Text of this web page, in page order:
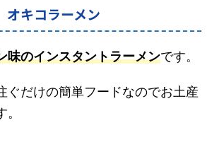
オキコラーメン
味のインスタントラーメンです。
ぐだけの簡単フードなのでお土産